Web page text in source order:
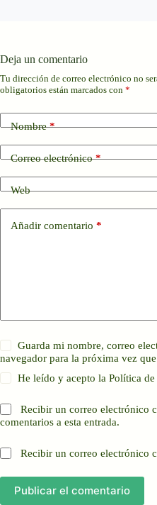
Deja un comentario
Tu dirección de correo electrónico no
obligatorios están marcados con *
Nombre*
Correo electrónico*
Web
Añadir comentario *
Guarda mi nombre, correo
navegador para la próxima vez
He leído y acepto laPolítica
Recibir un correo electrónico
comentarios a esta entrada.
Recibir un correo electrónico
Publicar el comentario